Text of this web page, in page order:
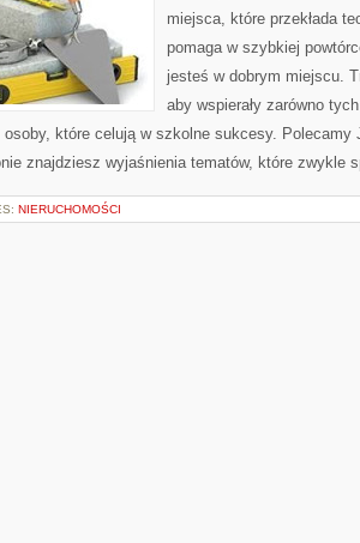
miejsca, które przekłada
pomaga w szybkiej
jesteś w dobrym miejscu.
aby wspierały zarówno
osoby, które celują w szkolne sukcesy.
znajdziesz wyjaśnienia tematów, które zwykle
NIERUCHOMOŚCI